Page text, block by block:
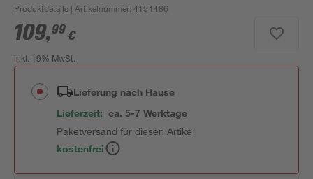
Produktdetails | Artikelnummer:4151486
109,99 €
inkl. 19% MwSt.
Lieferung nach Hause
Lieferzeit: ca. 5-7 Werktage
Paketversand für diesen Artikel
kostenfrei